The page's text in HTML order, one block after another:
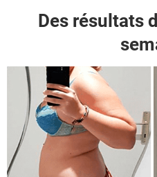
Des résultats